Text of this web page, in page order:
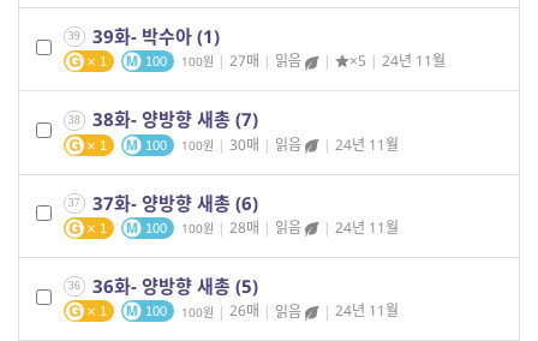
39 39화- 박수아 (1)
1 100 100 | 27매 | 읽음 | ×5 | 24년 11월
38 38화- 양방향 새총 (7)
1 100 100 | 30매 | 읽음 | 24년 11월
37 37화- 양방향 새총 (6)
1 100 100 | 28매 | 읽음 | 24년 11월
36 36화- 양방향 새총 (5)
1 100 100 | 26매 | 읽음 | 24년 11월